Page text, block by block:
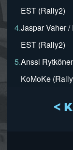
EST (Rally2)
4.Jaspar Vaher
EST (Rally2)
5.Anssi
KoMoKe
<